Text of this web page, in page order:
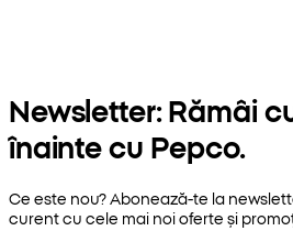
Newsletter: Rămâi
înainte cu Pepco.
Ce este nou? Abonează-te la
curent cu cele mai noi oferte și